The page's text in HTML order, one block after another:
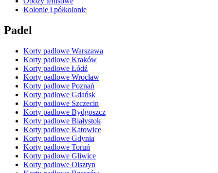
Kolonie i półkolonie
Padel
Korty padlowe Warszawa
Korty padlowe Kraków
Korty padlowe Łódź
Korty padlowe Wrocław
Korty padlowe Poznań
Korty padlowe Gdańsk
Korty padlowe Szczecin
Korty padlowe Bydgoszcz
Korty padlowe Białystok
Korty padlowe Katowice
Korty padlowe Gdynia
Korty padlowe Toruń
Korty padlowe Gliwice
Korty padlowe Olsztyn